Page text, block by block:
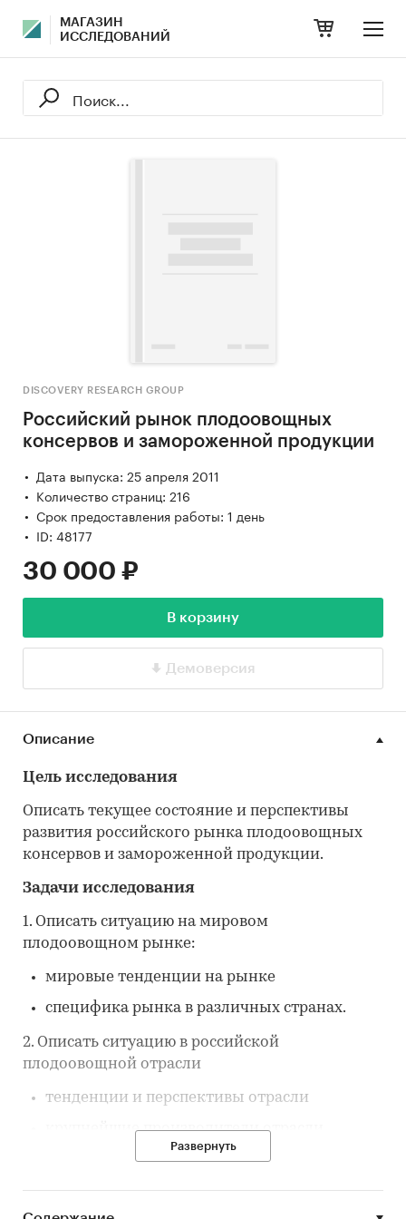
МАГАЗИН
ИССЛЕДОВАНИЙ
DISCOVERY RESEARCH GROUP
Российский рынок плодоовощных
консервов и замороженной продукции
Дата выпуска: 25 апреля 2011
Количество страниц: 216
Срок предоставления работы: 1 день
ID: 48177
30 000 ₽
В корзину
Демоверсия
Описание
Цель исследования
Описать текущее состояние и перспективы
развития российского рынка плодоовощных
консервов и замороженной продукции.
Задачи исследования
1. Описать ситуацию на мировом
плодоовощном рынке:
мировые тенденции на рынке
специфика рынка в различных странах.
2. Описать ситуацию в российской
плодоовощной отрасли
тенденции и перспективы отрасли
крупнейшие производители отрасли.
3. Описать тенденции и перспективы развития
Развернуть